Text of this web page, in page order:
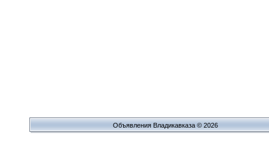
Объявления Владикавказа © 2026